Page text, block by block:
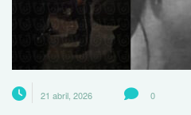
21 abril, 2026 0